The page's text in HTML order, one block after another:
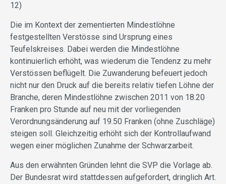
12)
Die im Kontext der zementierten Mindestlöhne
festgestellten Verstösse sind Ursprung eines
Teufelskreises. Dabei werden die Mindestlöhne
kontinuierlich erhöht, was wiederum die Tendenz zu mehr
Verstössen beflügelt. Die Zuwanderung befeuert jedoch
nicht nur den Druck auf die bereits relativ tiefen Löhne der
Branche, deren Mindestlöhne zwischen 2011 von 18.20
Franken pro Stunde auf neu mit der vorliegenden
Verordnungsänderung auf 19.50 Franken (ohne Zuschläge)
steigen soll. Gleichzeitig erhöht sich der Kontrollaufwand
wegen einer möglichen Zunahme der Schwarzarbeit.
Aus den erwähnten Gründen lehnt die SVP die Vorlage ab.
Der Bundesrat wird stattdessen aufgefordert, dringlich Art.